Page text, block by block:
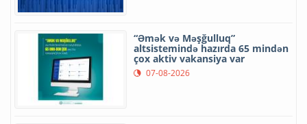
“Əmək və Məşğulluq”
altsistemində hazırda 65 mindən
çox aktiv vakansiya var
07-08-2026